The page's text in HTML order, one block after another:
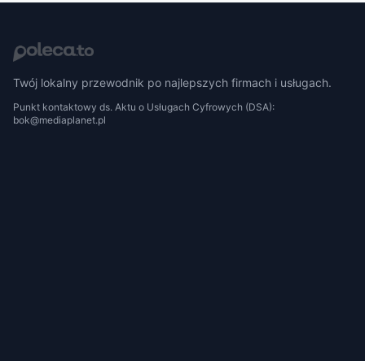
Twój lokalny przewodnik po najlepszych firmach i usługach.
Punkt kontaktowy ds. Aktu o Usługach Cyfrowych (DSA):
bok@mediaplanet.pl